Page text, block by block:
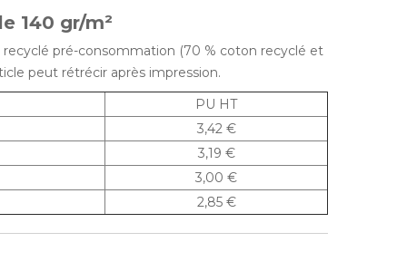
140 gr/m²
pré-consommation (70 % coton recyclé et
peut rétrécir après impression.
PU HT
3,42 €
3,19 €
3,00 €
2,85 €